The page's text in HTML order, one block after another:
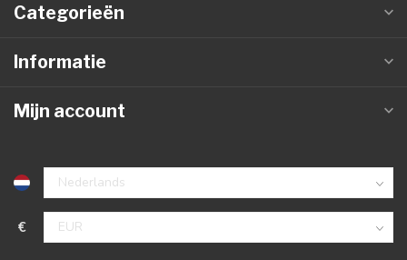
Categorieën
Informatie
Mijn account
€